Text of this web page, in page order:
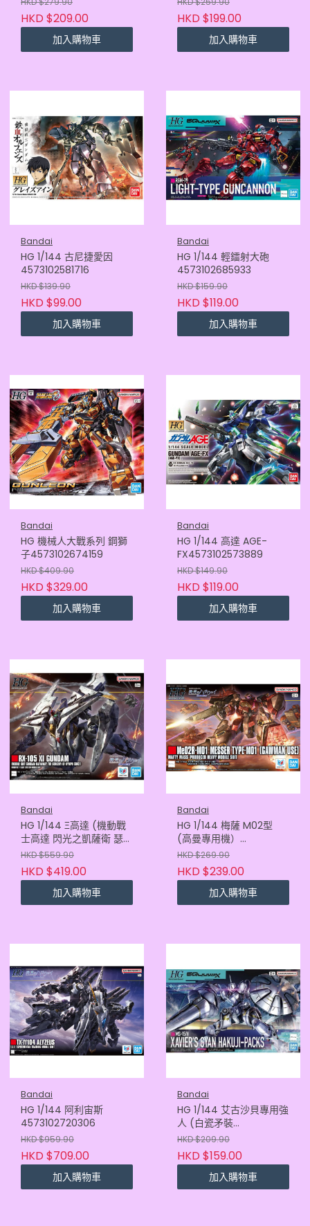
HKD $209.00
加入購物車
HKD $199.00
加入購物車
Bandai
HG 1/144 古尼捷愛因
4573102581716
HKD $139.90
HKD $99.00
加入購物車
Bandai
HG 1/144 輕鐳射大砲
4573102685933
HKD $159.90
HKD $119.00
加入購物車
Bandai
HG 機械人大戰系列 鋼獅
子4573102674159
HKD $409.90
HKD $329.00
加入購物車
Bandai
HG 1/144 高達 AGE-
FX4573102573889
HKD $149.90
HKD $119.00
加入購物車
Bandai
HG 1/144 Ξ高達 (機動戰
士高達 閃光之凱薩衛 瑟茜
的魔女)4573102725288
HKD $559.90
HKD $419.00
加入購物車
Bandai
HG 1/144 梅薩 M02型
(高曼專用機）
4573102725370
HKD $269.90
HKD $239.00
加入購物車
Bandai
HG 1/144 阿利宙斯
4573102720306
HKD $959.90
HKD $709.00
加入購物車
Bandai
HG 1/144 艾古沙貝專用強
人 (白瓷矛裝
備)4573102685940
HKD $209.90
HKD $159.00
加入購物車